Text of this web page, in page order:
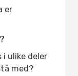
er
ulike deler
med?